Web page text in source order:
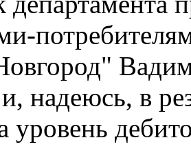
надеюсь, в
уровень